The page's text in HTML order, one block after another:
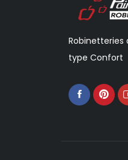
Robinetteries
type Confort